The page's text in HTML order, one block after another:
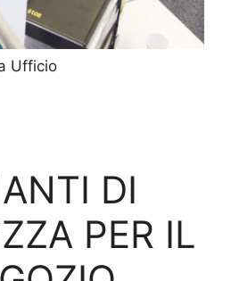
Ufficio
DI
PER IL